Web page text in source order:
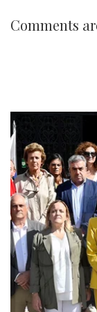
Comments